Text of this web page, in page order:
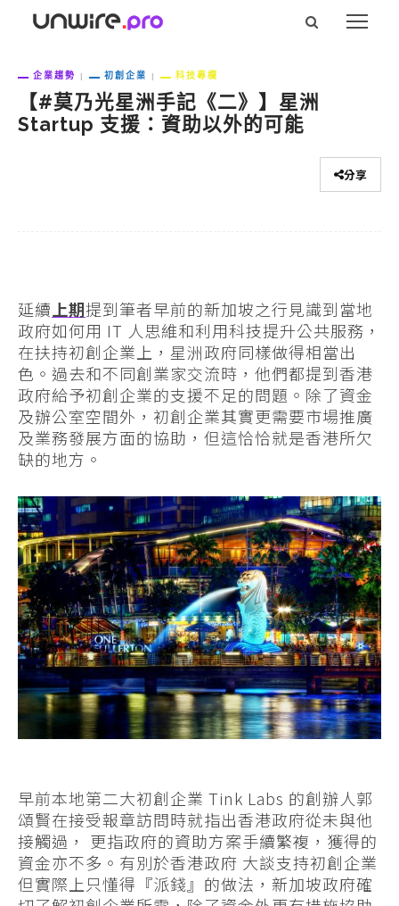
企業趨勢 初創企業 科技專欄
【#莫乃光星洲手記《二》】星洲
Startup 支援：資助以外的可能
分享
延續上期提到筆者早前的新加坡之行見識到當地
政府如何用 IT 人思維和利用科技提升公共服務，
在扶持初創企業上，星洲政府同樣做得相當出
色。過去和不同創業家交流時，他們都提到香港
政府給予初創企業的支援不足的問題。除了資金
及辦公室空間外，初創企業其實更需要市場推廣
及業務發展方面的協助，但這恰恰就是香港所欠
缺的地方。
早前本地第二大初創企業 Tink Labs 的創辦人郭
頌賢在接受報章訪問時就指出香港政府從未與他
接觸過， 更指政府的資助方案手續繁複，獲得的
資金亦不多。有別於香港政府 大談支持初創企業
但實際上只懂得『派錢』的做法，新加坡政府確